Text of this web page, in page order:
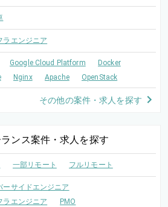
ラエンジニア
Google Cloud Platform
Docker
Nginx Apache OpenStack
その他の案件・求人を探す
ンス案件・求人を探す
一部リモート フルリモート
ーサイドエンジニア
ラエンジニア
PMO